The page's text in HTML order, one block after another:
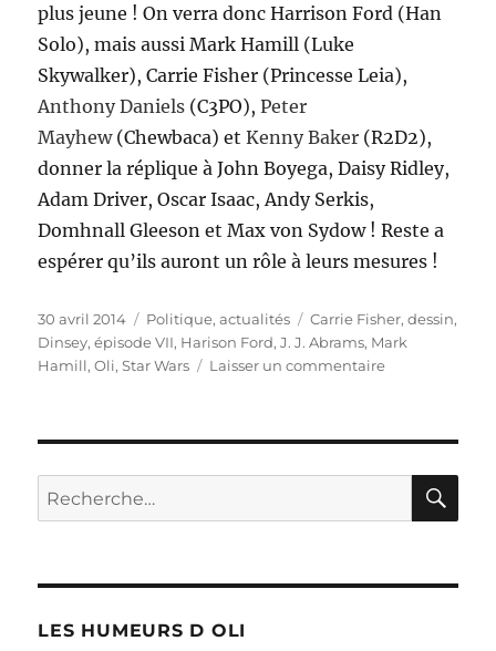
plus jeune ! On verra donc Harrison Ford (Han
Solo), mais aussi Mark Hamill (Luke
Skywalker), Carrie Fisher (Princesse Leia),
Anthony Daniels (C3PO),Peter
Mayhew (Chewbaca) etKenny Baker (R2D2),
donner la réplique à John Boyega, Daisy Ridley,
Adam Driver, Oscar Isaac, Andy Serkis,
Domhnall Gleeson et Max von Sydow ! Reste a
espérer qu’ils auront un rôle à leurs mesures !
Publié
le
30 avril 2014 Catégories
Politique, actualités Étiquettes
Carrie Fisher,dessin,
Dinsey,épisode VII, Harison Ford,J. J. Abrams, Mark
Hamill,Oli,Star Wars Laisser un commentairesur
Star
épisode
Recherche
pour :
LES HUMEURS D OLI